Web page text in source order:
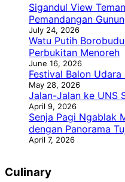
Sigandul View
Pemandangan
July 24, 2026
Watu Putih
Perbukitan Menoreh
June 16, 2026
Festival Balon
May 28, 2026
Jalan-Jalan ke UNS
April 9, 2026
Senja Pagi Ngablak
dengan Panorama
April 7, 2026
Culinary